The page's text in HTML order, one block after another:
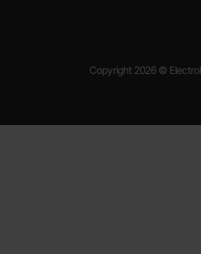
Copyright 2026 ©